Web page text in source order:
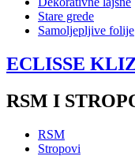
Stare grede
Samoljepljive folije
ECLISSE
RSM I
RSM
Stropovi